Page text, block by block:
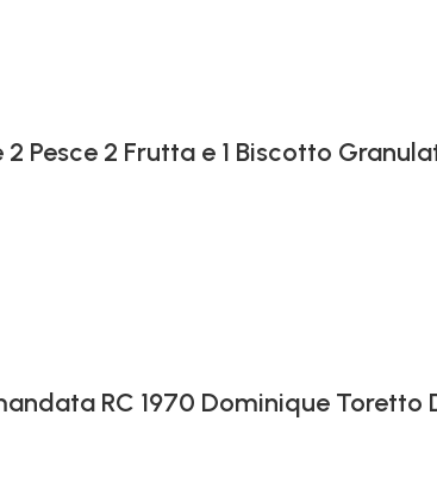
Pesce 2 Frutta e 1 Biscotto
RC 1970 Dominique Toretto